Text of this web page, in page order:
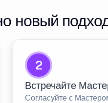
новый
2
Встречайте
Согласуйте с